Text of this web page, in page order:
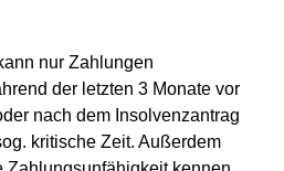
nur Zahlungen
der letzten 3 Monate vor
nach dem Insolvenzantrag
kritische Zeit. Außerdem